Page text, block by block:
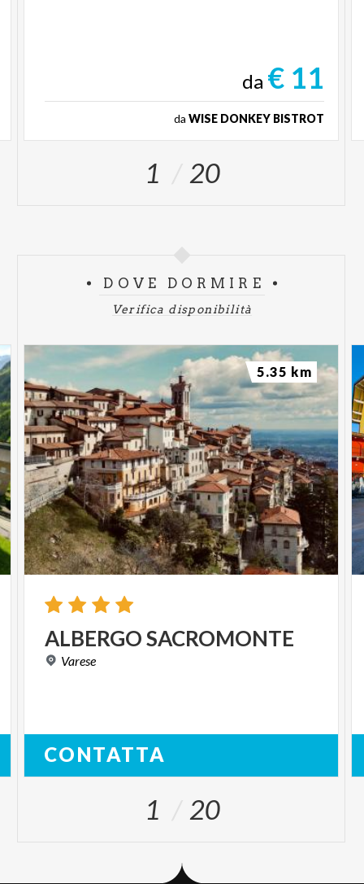
da € 11
da WISE DONKEY BISTROT
1 20
DOVE DORMIRE
Verifica disponibilità
ALBERGOSACROMONTE
Varese
CONTATTA
5.35 km
1 20